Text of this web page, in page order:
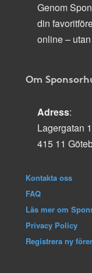
Genom
din
online –
Om
Adress:
Lagergatan
415 11
Kontakta oss
FAQ
Läs mer om
Privacy Policy
Registrera ny